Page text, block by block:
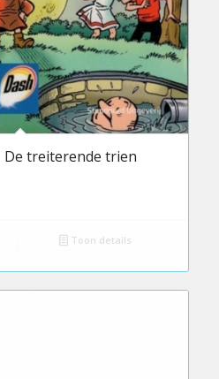
De treiterende trien
Toon details